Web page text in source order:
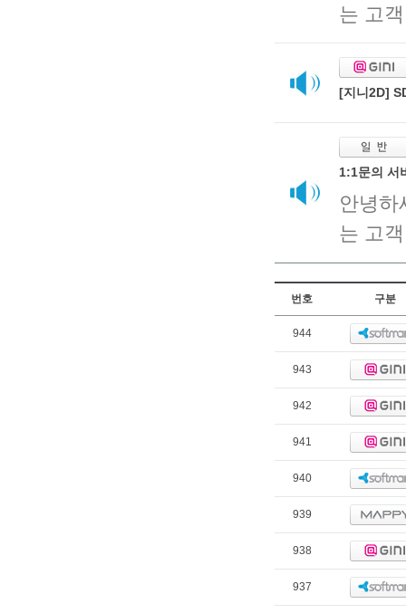
는 고
[지니2D]
1:1문의 서
안녕하
는 고
번호 구분
944
943
942
941
940
939
938
937